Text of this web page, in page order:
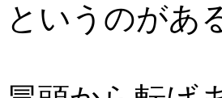
というのがあ